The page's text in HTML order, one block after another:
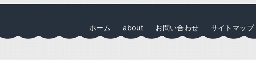
ホーム about お問い合わせ サイトマップ